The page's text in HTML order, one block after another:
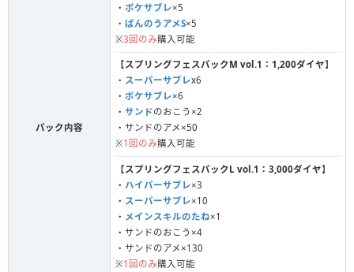
パック内容
・ ポケサブレ×5
・ ばんのうアメS×5
※3回のみ購入可能
【スプリングフェスパックM vol.1：1,200ダイヤ】
・ スーパーサブレx6
・ ポケサブレ×6
・ サンドのおこう×2
・サンドのアメ×50
※1回のみ購入可能
【 スプリングフェスパックL vol.1：3,000ダイヤ】
・ ハイパーサブレ×3
・ スーパーサブレ×10
・ メインスキルのたね×1
・サンドのおこう×4
・サンドのアメ×130
※1回のみ購入可能